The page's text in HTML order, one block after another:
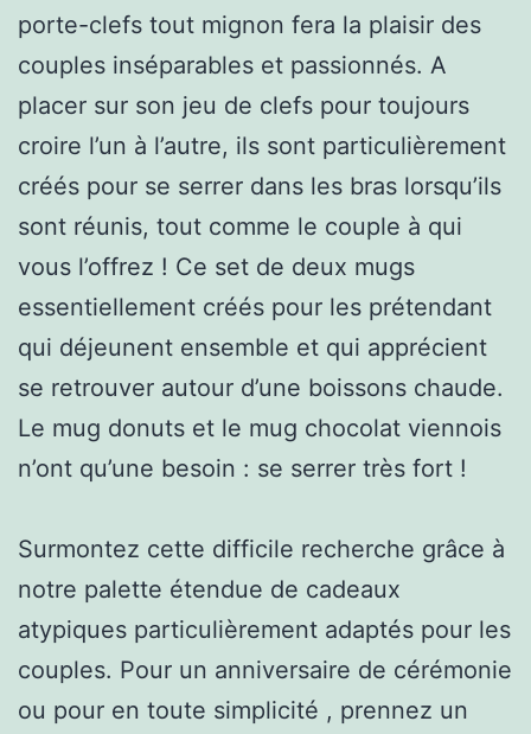
porte-clefs tout mignon fera la plaisir des
couples inséparables et passionnés. A
placer sur son jeu de clefs pour toujours
croire l’un à l’autre, ils sont particulièrement
créés pour se serrer dans les bras lorsqu’ils
sont réunis, tout comme le couple à qui
vous l’offrez ! Ce set de deux mugs
essentiellement créés pour les prétendant
qui déjeunent ensemble et qui apprécient
se retrouver autour d’une boissons chaude.
Le mug donuts et le mug chocolat viennois
n’ont qu’une besoin : se serrer très fort !
Surmontez cette difficile recherche grâce à
notre palette étendue de cadeaux
atypiques particulièrement adaptés pour les
couples. Pour un anniversaire de cérémonie
ou pour en toute simplicité , prennez un